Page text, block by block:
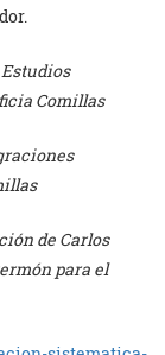
Comillas
de Carlos
para el